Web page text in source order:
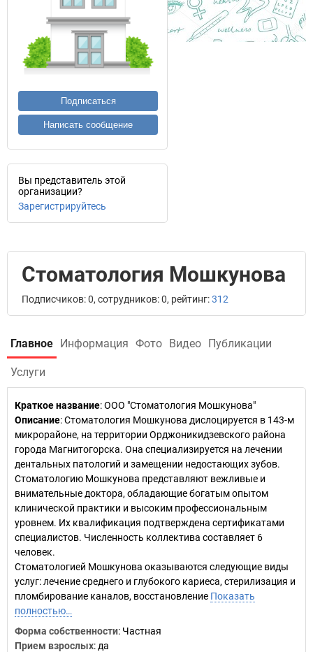
Подписаться
Написать сообщение
Вы представитель этой
организации?
Зарегистрируйтесь
Стоматология Мошкунова
Подписчиков: 0, сотрудников: 0, рейтинг:312
Главное Информация Фото Видео Публикации
Услуги
Краткое название:ООО "Стоматология Мошкунова"
Описание: Стоматология Мошкунова дислоцируется в 143-м
микрорайоне, на территории Орджоникидзевского района
города Магнитогорска. Она специализируется на лечении
дентальных патологий и замещении недостающих зубов.
Стоматологию Мошкунова представляют вежливые и
внимательные доктора, обладающие богатым опытом
клинической практики и высоким профессиональным
уровнем. Их квалификация подтверждена сертификатами
специалистов. Численность коллектива составляет 6
человек.
Стоматологией Мошкунова оказываются следующие виды
услуг: лечение среднего и глубокого кариеса, стерилизация и
пломбирование каналов, восстановление Показать
полностью…
Форма собственности: Частная
Прием взрослых: да